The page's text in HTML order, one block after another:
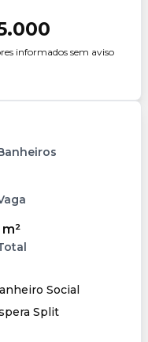
informados sem aviso
m²
Social
Split